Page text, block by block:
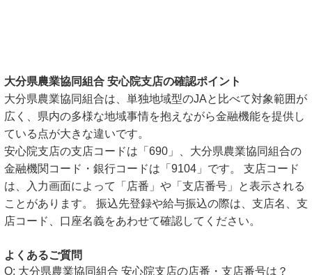
大分県農業協同組合 安心院支店の確認ポイント
大分県農業協同組合は、単独地域型のJAと比べて対象範囲が
広く、県内の多様な地域事情を抱えながら金融機能を提供し
ている点が大きな違いです。
安心院支店の支店コードは「690」、大分県農業協同組合の
金融機関コード・銀行コードは「9104」です。 支店コード
は、入力画面によって「店番」や「支店番号」と表示される
ことがあります。 振込先登録や給与振込の際は、支店名、支
店コード、口座名義をあわせて確認してください。
よくあるご質問
大分県農業協同組合 安心院支店の店番・支店番号は？